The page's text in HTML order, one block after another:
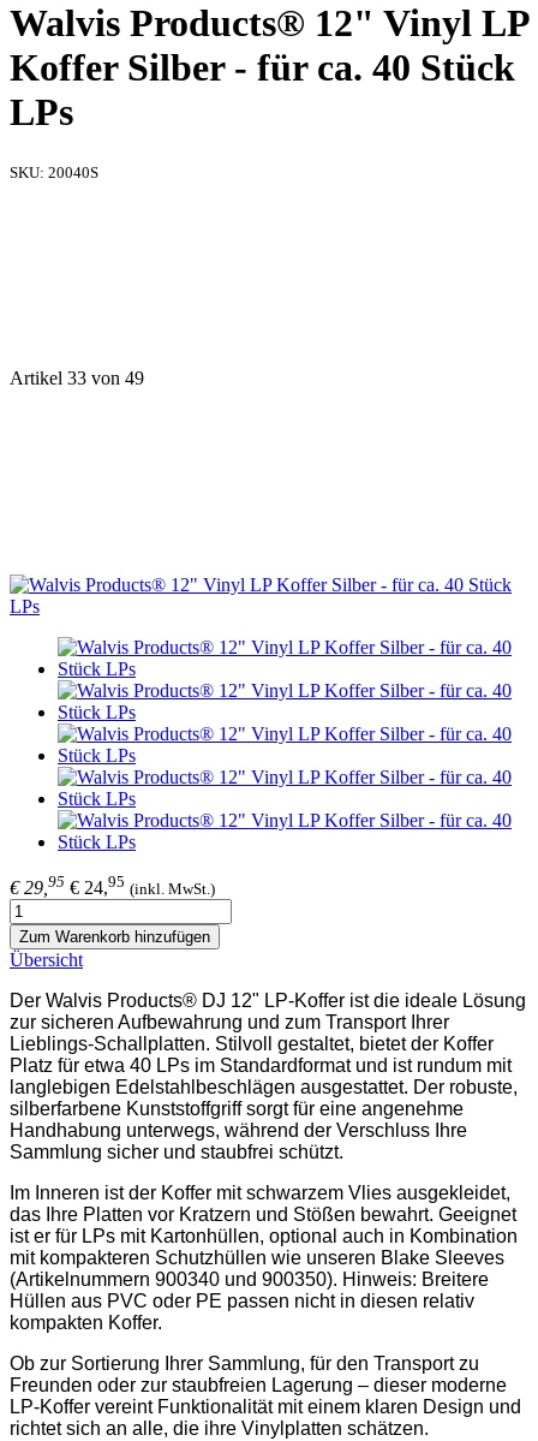
Walvis Products® 12" Vinyl LP
Koffer Silber - für ca. 40 Stück
LPs
SKU: 20040S
Artikel 33 von 49
€ 29, 95 € 24,95 (inkl. MwSt.)
Zum Warenkorb hinzufügen
Übersicht
Der Walvis Products® DJ 12" LP-Koffer ist die ideale Lösung
zur sicheren Aufbewahrung und zum Transport Ihrer
Lieblings-Schallplatten. Stilvoll gestaltet, bietet der Koffer
Platz für etwa 40 LPs im Standardformat und ist rundum mit
langlebigen Edelstahlbeschlägen ausgestattet. Der robuste,
silberfarbene Kunststoffgriff sorgt für eine angenehme
Handhabung unterwegs, während der Verschluss Ihre
Sammlung sicher und staubfrei schützt.
Im Inneren ist der Koffer mit schwarzem Vlies ausgekleidet,
das Ihre Platten vor Kratzern und Stößen bewahrt. Geeignet
ist er für LPs mit Kartonhüllen, optional auch in Kombination
mit kompakteren Schutzhüllen wie unseren Blake Sleeves
(Artikelnummern 900340 und 900350). Hinweis: Breitere
Hüllen aus PVC oder PE passen nicht in diesen relativ
kompakten Koffer.
Ob zur Sortierung Ihrer Sammlung, für den Transport zu
Freunden oder zur staubfreien Lagerung – dieser moderne
LP-Koffer vereint Funktionalität mit einem klaren Design und
richtet sich an alle, die ihre Vinylplatten schätzen.